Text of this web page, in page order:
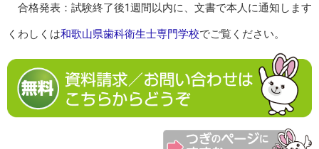
合格発表：試験終了後1週間以内に、文書で本人に通知します
くわしくは和歌山県歯科衛生士専門学校でご覧ください。